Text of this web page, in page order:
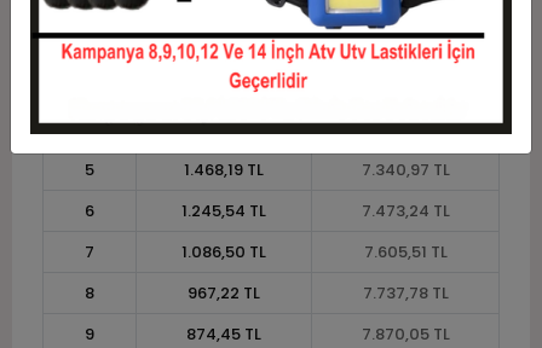
1
6.613,49 TL
6.613,49 TL
2
3.306,74 TL
6.613,49 TL
2.358,81 TL
4
1.802,18 TL
7.208,70 TL
5
1.468,19 TL
7.340,97 TL
6
1.245,54 TL
7.473,24 TL
7
1.086,50 TL
7.605,51 TL
8
967,22 TL
7.737,78 TL
9
874,45 TL
7.870,05 TL